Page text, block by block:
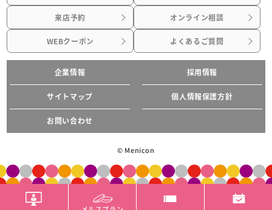
来店予約 オンライン相談
WEBクーポン よくあるご質問
企業情報 採用情報
サイトマップ 個人情報保護方針
お問い合わせ
© Menicon